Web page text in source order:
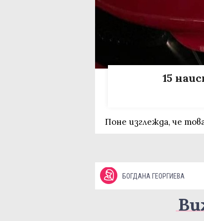
15
Поне изглежда, че
БОГДАНА ГЕОРГИЕВА